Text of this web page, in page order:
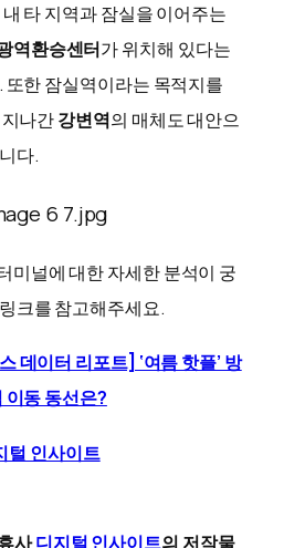
타 지역과 잠실을 이어주는
역환승센터가 위치해 있다는
또한 잠실역이라는 목적지를
나간강변역의 매체도 대안으
다.
미널에 대한 자세한 분석이 궁
크를 참고해주세요.
데이터 리포트] ‘여름 핫플’ 방
동 동선은?
털 인사이트
사디지털 인사이트의 저작물